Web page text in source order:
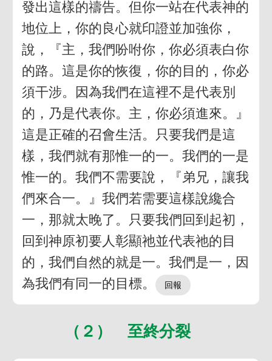
發出這樣的禱告。但你一站在代表神的
地位上，你的良心就印證並加強你，
說，『主，我們吩咐你，你必須表白你
的路。這是你的恢復，你的目的，你必
須干涉。因為我們在這裡不是代表別
的，乃是代表你。主，你必須進來。』
這是正確的召會生活。只要我們是這
樣，我們就有那惟一的一。我們的一是
惟一的。我們不需要說，『弟兄，讓我
們來合一。』我們若需要這樣說纔合
一，那就太晚了。只要我們回到起初，
回到神原初要人彰顯祂並代表祂的目
的，我們自然的就是一。我們是一，因
為我們有同一的目標。
（２） 至終分裂